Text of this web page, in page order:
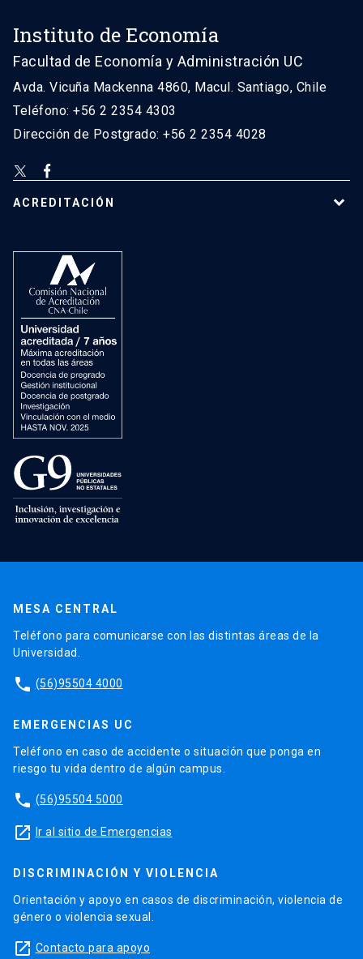
Instituto de Economía
Facultad de Economía y Administración UC
Avda. Vicuña Mackenna 4860, Macul. Santiago, Chile
Teléfono: +56 2 2354 4303
Dirección de Postgrado: +56 2 2354 4028
ACREDITACIÓN
MESA CENTRAL
Teléfono para comunicarse con las distintas áreas de la
Universidad.
phone (56)95504 4000
EMERGENCIAS UC
Teléfono en caso de accidente o situación que ponga en
riesgo tu vida dentro de algún campus.
phone (56)95504 5000
launch Ir al sitio de Emergencias
DISCRIMINACIÓN Y VIOLENCIA
Orientación y apoyo en casos de discriminación, violencia de
género o violencia sexual.
launch Contacto para apoyo